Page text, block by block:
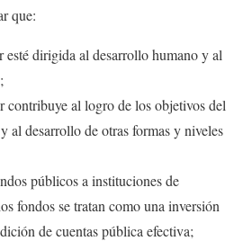
que:
esté dirigida al desarrollo humano y al
contribuye al logro de los objetivos del
al desarrollo de otras formas y niveles
públicos a instituciones de
fondos se tratan como una inversión
de cuentas pública efectiva;